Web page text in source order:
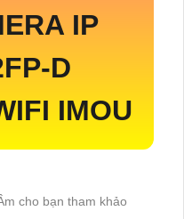
IP
D
IMOU
cho bạn tham khảo